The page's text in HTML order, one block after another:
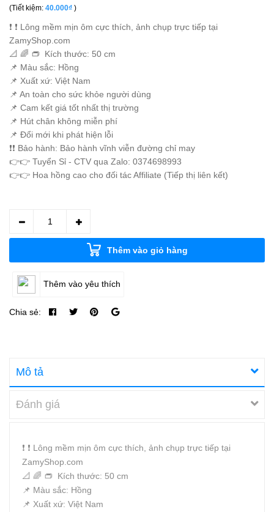
(Tiết kiệm: 40.000₫ )
❗️ ❗️ Lông mềm mịn ôm cực thích, ảnh chụp trực tiếp tại
ZamyShop.com
📐 🌈 👝 Kích thước: 50 cm
📌 Màu sắc: Hồng
📌 Xuất xứ: Việt Nam
📌 An toàn cho sức khỏe người dùng
📌 Cam kết giá tốt nhất thị trường
📌 Hút chân không miễn phí
📌 Đổi mới khi phát hiện lỗi
❗️❗️ Bảo hành: Bảo hành vĩnh viễn đường chỉ may
👉👉 Tuyển Sỉ - CTV qua Zalo: 0374698993
👉👉 Hoa hồng cao cho đối tác Affiliate (Tiếp thị liên kết)
Thêm vào giỏ hàng
Thêm vào yêu thích
Chia sẻ:
Mô tả
Đánh giá
❗️ ❗️ Lông mềm mịn ôm cực thích, ảnh chụp trực tiếp tại
ZamyShop.com
📐 🌈 👝 Kích thước: 50 cm
📌 Màu sắc: Hồng
📌 Xuất xứ: Việt Nam